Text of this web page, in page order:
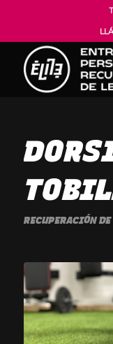
RECUPERACIÓN